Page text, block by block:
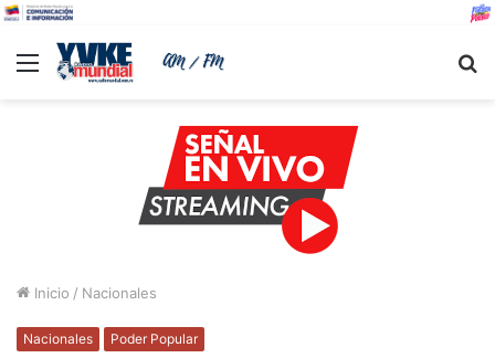
Menu
Inicio / Nacionales
Nacionales Poder Popular